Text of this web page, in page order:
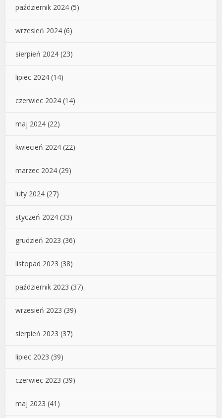
październik 2024 (5)
wrzesień 2024 (6)
sierpień 2024 (23)
lipiec 2024 (14)
czerwiec 2024 (14)
maj 2024 (22)
kwiecień 2024 (22)
marzec 2024 (29)
luty 2024 (27)
styczeń 2024 (33)
grudzień 2023 (36)
listopad 2023 (38)
październik 2023 (37)
wrzesień 2023 (39)
sierpień 2023 (37)
lipiec 2023 (39)
czerwiec 2023 (39)
maj 2023 (41)